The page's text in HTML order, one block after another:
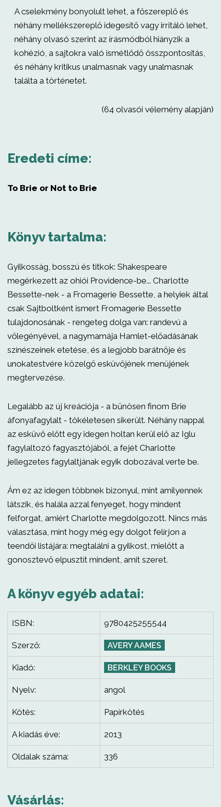
A cselekmény bonyolult lehet, a főszereplő és
néhány mellékszereplő idegesítő vagy irritáló lehet,
néhány olvasó szerint az írásmódból hiányzik a
kohézió, a sajtokra való ismétlődő összpontosítás,
és néhány kritikus unalmasnak vagy unalmasnak
találta a történetet.
(64 olvasói vélemény alapján)
Eredeti címe:
To Brie or Not to Brie
Könyv tartalma:
Gyilkosság, bosszú és titkok: Shakespeare
megérkezett az ohiói Providence-be... Charlotte
Bessette-nek - a Fromagerie Bessette, a helyiek által
csak Sajtboltként ismert Fromagerie Bessette
tulajdonosának - rengeteg dolga van: randevú a
vőlegényével, a nagymamája Hamlet-előadásának
színészeinek etetése, és a legjobb barátnője és
unokatestvére közelgő esküvőjének menüjének
megtervezése.
Legalább az új kreációja - a bűnösen finom Brie
áfonyafagylalt - tökéletesen sikerült. Néhány nappal
az esküvő előtt egy idegen holtan kerül elő az Iglu
fagylaltozó fagyasztójából, a fejét Charlotte
jellegzetes fagylaltjának egyik dobozával verte be.
Ám ez az idegen többnek bizonyul, mint amilyennek
látszik, és halála azzal fenyeget, hogy mindent
felforgat, amiért Charlotte megdolgozott. Nincs más
választása, mint hogy még egy dolgot felírjon a
teendői listájára: megtalálni a gyilkost, mielőtt a
gonosztevő elpusztít mindent, amit szeret.
A könyv egyéb adatai:
ISBN: 9780425255544
Szerző: AVERY AAMES
Kiadó: BERKLEY BOOKS
Nyelv: angol
Kötés: Papírkötés
A kiadás éve: 2013
Oldalak száma: 336
Vásárlás: